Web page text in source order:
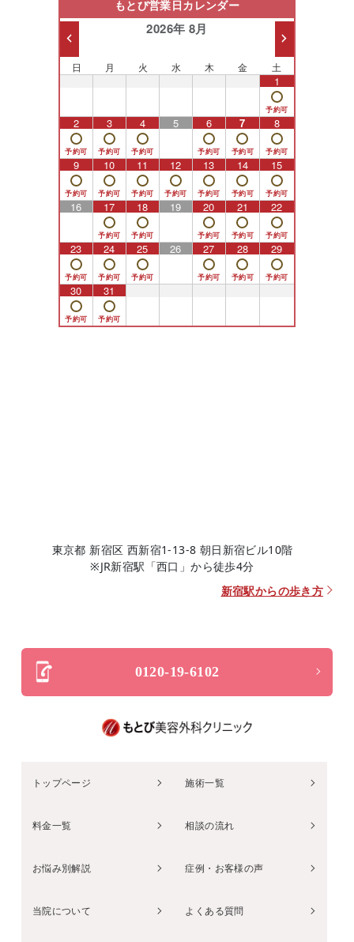
もとび営業日カレンダー
2026年 8月
日 月 火 水 木 金 土
1
2 3 4 5 6 7 8
9 10 11 12 13 14 15
16 17 18 19 20 21 22
23 24 25 26 27 28 29
30 31
東京都 新宿区 西新宿1-13-8 朝日新宿ビル10階
※JR新宿駅「西口」から徒歩4分
新宿駅からの歩き方
0120-19-6102
トップページ 施術一覧
料金一覧 相談の流れ
お悩み別解説 症例・お客様の声
当院について よくある質問